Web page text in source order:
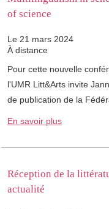
of science
Le 21 mars 2024
À distance
Pour cette nouvelle
l'UMR Litt&Arts invite
de publication de la
En savoir plus
Réception de la
actualité